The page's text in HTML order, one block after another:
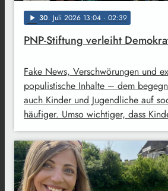
play_arrow 30. Juli 2026 13:04 · 02:39
PNP-Stiftung verleiht
Fake News, Verschwörungen und
populistische Inhalte – dem
auch Kinder und Jugendliche auf
häufiger. Umso wichtiger, dass